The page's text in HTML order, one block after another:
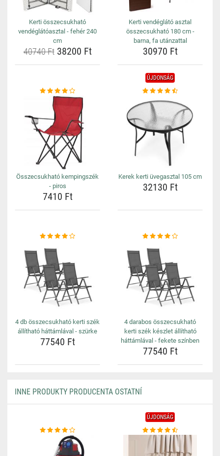
Kerti összecsukható
vendéglátóasztal - fehér 240
cm
40740 Ft38200 Ft
Kerti vendéglátó asztal
összecsukható 180 cm -
barna, fa utánzattal
30970 Ft
Összecsukható kempingszék
- piros
7410 Ft
ÚJDONSÁG
Kerek kerti üvegasztal 105 cm
32130 Ft
4 db összecsukható kerti szék
állítható háttámlával - szürke
77540 Ft
4 darabos összecsukható
kerti szék készlet állítható
háttámlával - fekete színben
77540 Ft
INNE PRODUKTY PRODUCENTA OSTATNÍ
ÚJDONSÁG